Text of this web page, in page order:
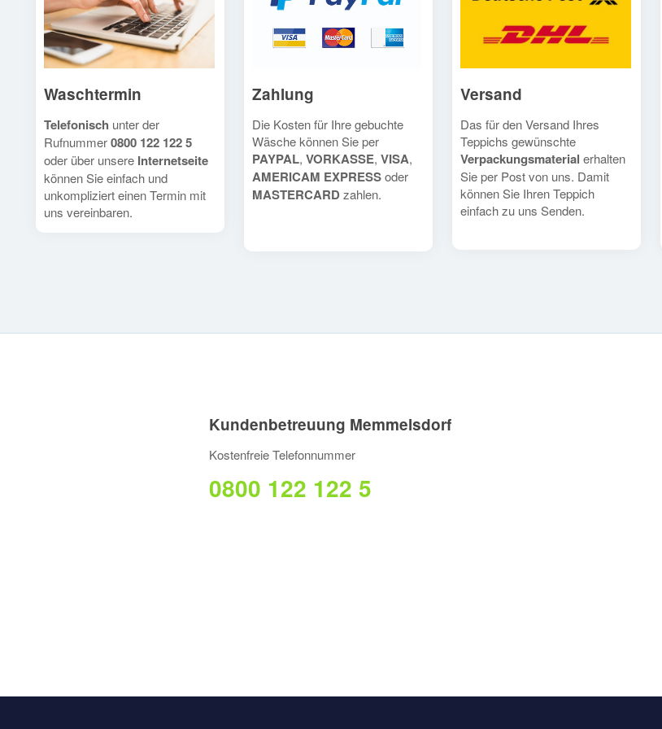
Waschtermin
Telefonisch unter der
Rufnummer0800 122 122 5
oder über unsere Internetseite
können Sie einfach und
unkompliziert einen Termin mit
uns vereinbaren.
Zahlung
Die Kosten für Ihre gebuchte
Wäsche können Sie per
PAYPAL, VORKASSE, VISA,
AMERICAM EXPRESSoder
MASTERCARDzahlen.
Versand
Das für den Versand Ihres
Teppichs gewünschte
Verpackungsmaterial erhalten
Sie per Post von uns. Damit
können Sie Ihren Teppich
einfach zu uns Senden.
Kundenbetreuung Memmelsdorf
Kostenfreie Telefonnummer
0800 122 122 5